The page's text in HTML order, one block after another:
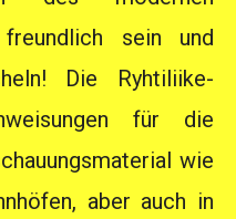
freundlich sein und
Die Ryhtiliike-
für die
wie
aber auch in